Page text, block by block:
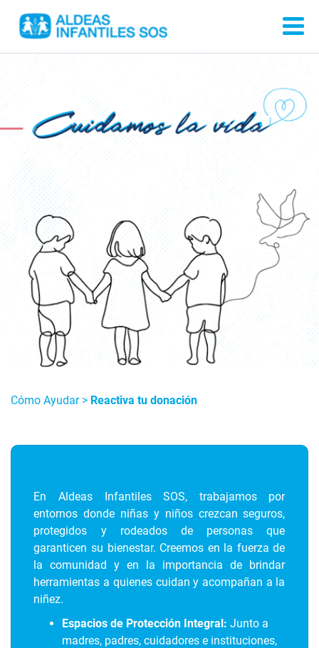
Cómo Ayudar > Reactiva tu donación
En Aldeas Infantiles SOS, trabajamos por
entornos donde niñas y niños crezcan seguros,
protegidos y rodeados de personas que
garanticen su bienestar. Creemos en la fuerza de
la comunidad y en la importancia de brindar
herramientas a quienes cuidan y acompañan a la
niñez.
Espacios de Protección Integral: Junto a
madres, padres, cuidadores e instituciones,